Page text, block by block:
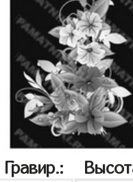
Гравир.: